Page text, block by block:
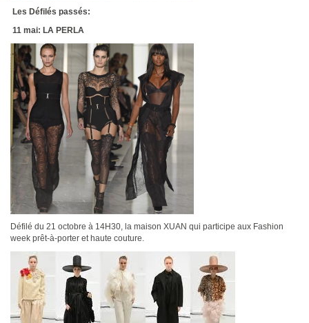
Les Défilés passés:
11 mai: LA PERLA
Défilé du 21 octobre à 14H30, la maison XUAN qui participe aux Fashion
week prêt-à-porter et haute couture.